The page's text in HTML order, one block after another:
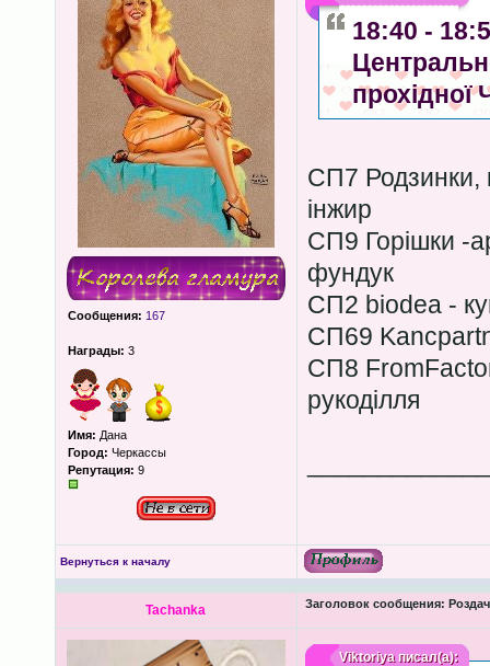
Сообщения: 167
Награды: 3
Имя: Дана
Город: Черкассы
Репутация: 9
18:40 -
прохідної
СП7 Родзинки,
інжир
СП9 Горішки -
фундук
СП2 biodea -
СП69
СП8
рукоділля
Вернуться к началу
Tachanka Заголовок сообщения:
Viktoriyaписал(а):